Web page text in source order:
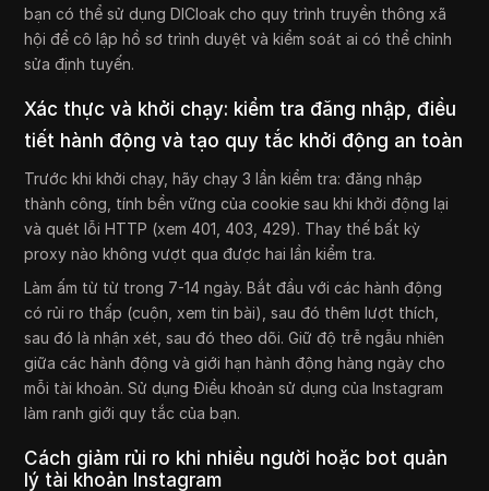
bạn có thể sử dụng DICloak cho quy trình truyền thông xã
hội để cô lập hồ sơ trình duyệt và kiểm soát ai có thể chỉnh
sửa định tuyến.
Xác thực và khởi chạy: kiểm tra đăng nhập, điều
tiết hành động và tạo quy tắc khởi động an toàn
Trước khi khởi chạy, hãy chạy 3 lần kiểm tra: đăng nhập
thành công, tính bền vững của cookie sau khi khởi động lại
và quét lỗi HTTP (xem 401, 403, 429). Thay thế bất kỳ
proxy nào không vượt qua được hai lần kiểm tra.
Làm ấm từ từ trong 7-14 ngày. Bắt đầu với các hành động
có rủi ro thấp (cuộn, xem tin bài), sau đó thêm lượt thích,
sau đó là nhận xét, sau đó theo dõi. Giữ độ trễ ngẫu nhiên
giữa các hành động và giới hạn hành động hàng ngày cho
mỗi tài khoản. Sử dụng Điều khoản sử dụng của Instagram
làm ranh giới quy tắc của bạn.
Cách giảm rủi ro khi nhiều người hoặc bot quản
lý tài khoản Instagram